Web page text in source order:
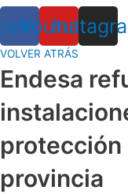
Youtube
VOLVER ATRÁS
Endesa
protección
provincia